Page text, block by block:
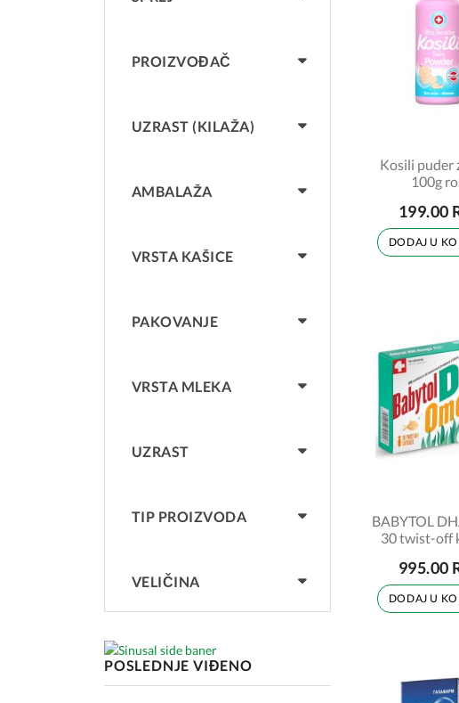
PROIZVOĐAČ
UZRAST (KILAŽA)
AMBALAŽA
VRSTA KAŠICE
PAKOVANJE
VRSTA MLEKA
UZRAST
TIP PROIZVODA
VELIČINA
POSLEDNJE VIĐENO
Kosili puder
100g
199.00
DODAJ U
BABYTOL
30 twist-off
995.00
DODAJ U